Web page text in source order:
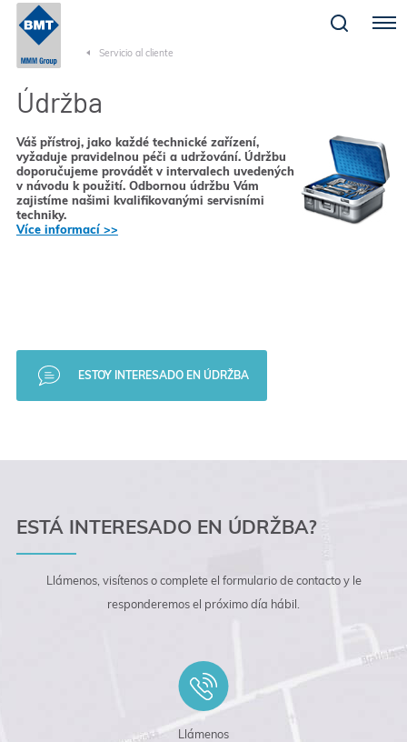
Menu
Servicio al cliente
Údržba
Váš přístroj, jako každé technické zařízení,
vyžaduje pravidelnou péči a udržování. Údržbu
doporučujeme provádět v intervalech uvedených
v návodu k použití. Odbornou údržbu Vám
zajistíme našimi kvalifikovanými servisními
techniky.
Více informací >>
ESTOY INTERESADO EN ÚDRŽBA
ESTÁ INTERESADO EN ÚDRŽBA?
Llámenos, visítenos o complete el formulario de contacto y le
responderemos el próximo día hábil.
Llámenos